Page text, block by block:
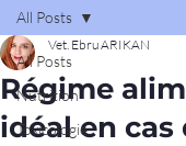
All Posts
Nutrition
Toxicologie
All Posts
Régime
idéal en cas
Vet. Ebru ARIKAN